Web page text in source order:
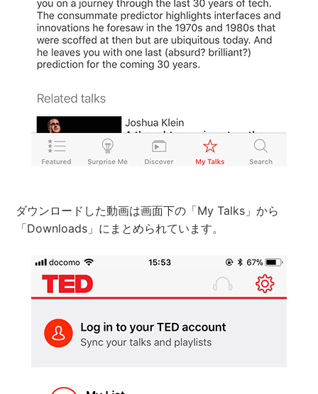
ダウンロードした動画は画面下の「My Talks」から
「Downloads」にまとめられています。